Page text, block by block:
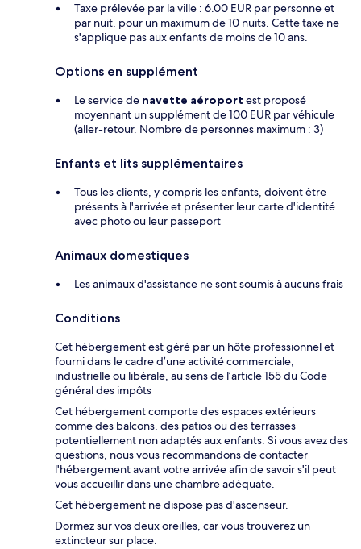
Taxe prélevée par la ville : 6.00 EUR par personne et
par nuit, pour un maximum de 10 nuits. Cette taxe ne
s'applique pas aux enfants de moins de 10 ans.
Options en supplément
Le service de navette aéroport est proposé
moyennant un supplément de 100 EUR par véhicule
(aller-retour. Nombre de personnes maximum : 3)
Enfants et lits supplémentaires
Tous les clients, y compris les enfants, doivent être
présents à l'arrivée et présenter leur carte d'identité
avec photo ou leur passeport
Animaux domestiques
Les animaux d'assistance ne sont soumis à aucuns frais
Conditions
Cet hébergement est géré par un hôte professionnel et
fourni dans le cadre d’une activité commerciale,
industrielle ou libérale, au sens de l’article 155 du Code
général des impôts
Cet hébergement comporte des espaces extérieurs
comme des balcons, des patios ou des terrasses
potentiellement non adaptés aux enfants. Si vous avez des
questions, nous vous recommandons de contacter
l'hébergement avant votre arrivée afin de savoir s'il peut
vous accueillir dans une chambre adéquate.
Cet hébergement ne dispose pas d'ascenseur.
Dormez sur vos deux oreilles, car vous trouverez un
extincteur sur place.